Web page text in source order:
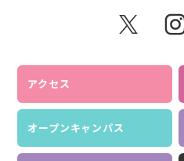
アクセス
オープンキャンパス